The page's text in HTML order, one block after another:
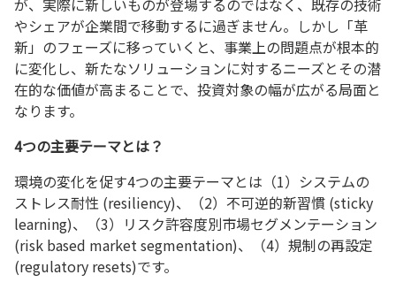
が、実際に新しいものが登場するのではなく、既存の技術
やシェアが企業間で移動するに過ぎません。しかし「革
新」のフェーズに移っていくと、事業上の問題点が根本的
に変化し、新たなソリューションに対するニーズとその潜
在的な価値が高まることで、投資対象の幅が広がる局面と
なります。
4つの主要テーマとは？
環境の変化を促す4つの主要テーマとは（1）システムの
ストレス耐性 (resiliency)、（2）不可逆的新習慣 (sticky
learning)、（3）リスク許容度別市場セグメンテーション
(risk based market segmentation)、（4）規制の再設定
(regulatory resets)です。